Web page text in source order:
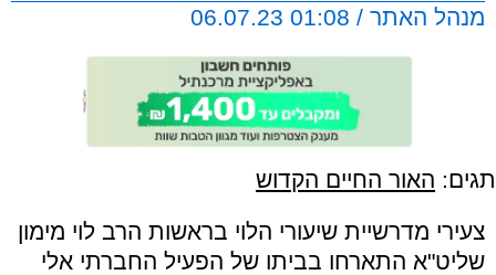
מנהל האתר / 01:08 06.07.23
תגים: האור החיים הקדוש
צעירי מדרשיית שיעורי הלוי בראשות הרב לוי מימון
שליט"א התארחו בביתו של הפעיל החברתי אלי